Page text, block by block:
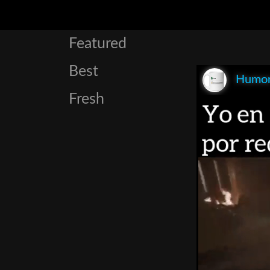
Featured
Best
Fresh